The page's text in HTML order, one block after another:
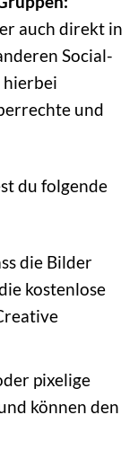
auch direkt in
Social-
hierbei
und
du folgende
die Bilder
kostenlose
pixelige
können den